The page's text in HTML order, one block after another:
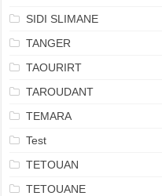
SIDI SLIMANE
TANGER
TAOURIRT
TAROUDANT
TEMARA
Test
TETOUAN
TETOUANE